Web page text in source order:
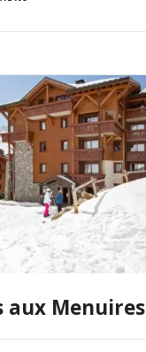
aux Menuires